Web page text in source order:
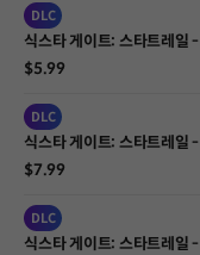
DLC
식스타 게이트: 스타트레일
$5.99
DLC
식스타 게이트: 스타트레일
$7.99
DLC
식스타 게이트: 스타트레일